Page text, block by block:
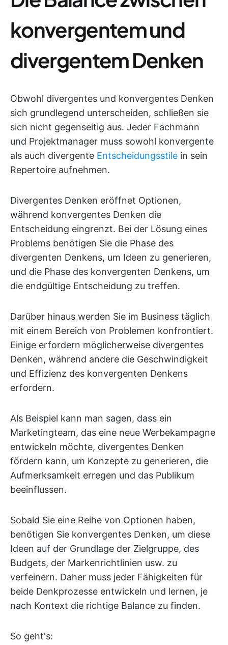
konvergentem und
divergentem Denken
Obwohl divergentes und konvergentes Denken
sich grundlegend unterscheiden, schließen sie
sich nicht gegenseitig aus. Jeder Fachmann
und Projektmanager muss sowohl konvergente
als auch divergente Entscheidungsstile in sein
Repertoire aufnehmen.
Divergentes Denken eröffnet Optionen,
während konvergentes Denken die
Entscheidung eingrenzt. Bei der Lösung eines
Problems benötigen Sie die Phase des
divergenten Denkens, um Ideen zu generieren,
und die Phase des konvergenten Denkens, um
die endgültige Entscheidung zu treffen.
Darüber hinaus werden Sie im Business täglich
mit einem Bereich von Problemen konfrontiert.
Einige erfordern möglicherweise divergentes
Denken, während andere die Geschwindigkeit
und Effizienz des konvergenten Denkens
erfordern.
Als Beispiel kann man sagen, dass ein
Marketingteam, das eine neue Werbekampagne
entwickeln möchte, divergentes Denken
fördern kann, um Konzepte zu generieren, die
Aufmerksamkeit erregen und das Publikum
beeinflussen.
Sobald Sie eine Reihe von Optionen haben,
benötigen Sie konvergentes Denken, um diese
Ideen auf der Grundlage der Zielgruppe, des
Budgets, der Markenrichtlinien usw. zu
verfeinern. Daher muss jeder Fähigkeiten für
beide Denkprozesse entwickeln und lernen, je
nach Kontext die richtige Balance zu finden.
So geht's: